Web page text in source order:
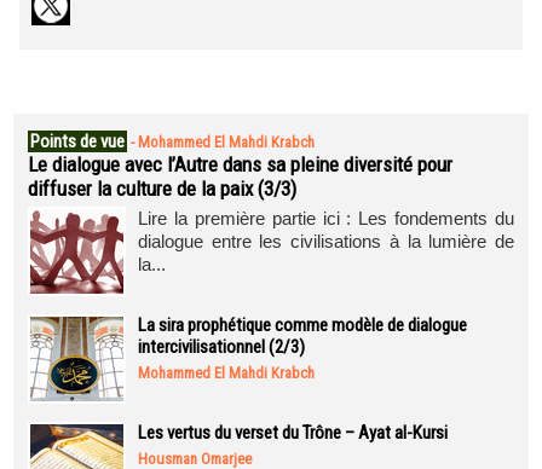
Points de vue - Mohammed El Mahdi Krabch
Le dialogue avec l’Autre dans sa pleine diversité pour
diffuser la culture de la paix (3/3)
Lire la première partie ici : Les fondements du
dialogue entre les civilisations à la lumière de
la...
La sira prophétique comme modèle de dialogue
intercivilisationnel (2/3)
Mohammed El Mahdi Krabch
Les vertus du verset du Trône – Ayat al-Kursi
Housman Omarjee